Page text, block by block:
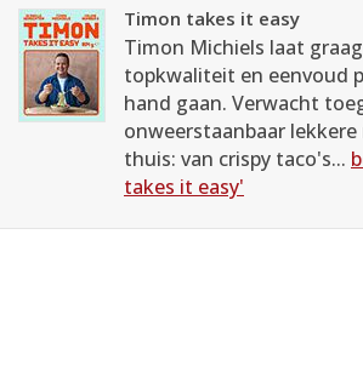
Timon takes it easy
Timon Michiels laat
topkwaliteit en eenvoud
hand gaan. Verwacht
onweerstaanbaar
thuis: van crispy taco's...
takes it easy'